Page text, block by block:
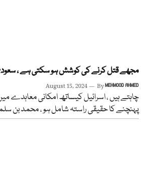
مجھے قتل کرنے کی کوشش ہو سکتی ہے ،
August 15, 2024 ByMEHMOOD AHMED
چاہتے ہیں ، اسرائیل کیساتھ امکانی
پہنچنے کا حقیقی راستہ شامل ہو ، محمد بن